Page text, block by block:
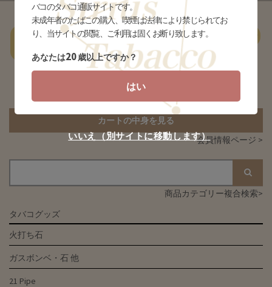
あ行 か行 さ行 た行 な行 は行 ま行
該当する商品がありません
カートの中身を見る
会員情報ページ >
商品カテゴリー複合検索>
タバコグッズ
火打ち石
ガスボンベ・石 他
21 Pipe
バコのタバコ通販サイトです。
未成年者のたばこの購入、喫煙は法律により禁じられてお
り、当サイトの閲覧、ご利用は固くお断り致します。
あなたは20歳以上ですか？
はい
いいえ（別サイトに移動します）